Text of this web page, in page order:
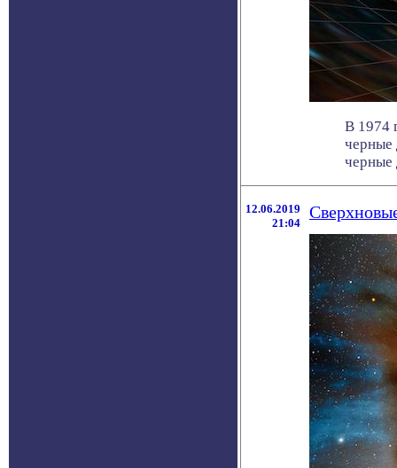
В 1974
черные
черные
12.06.2019
21:04